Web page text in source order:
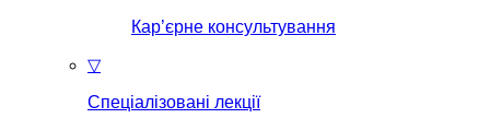
Кар’єрне консультування
▽
Спеціалізовані лекції